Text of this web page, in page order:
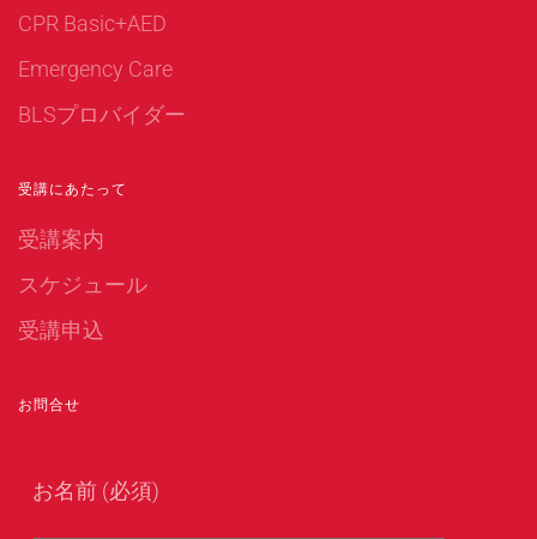
CPR Basic+AED
Emergency Care
BLSプロバイダー
受講にあたって
受講案内
スケジュール
受講申込
お問合せ
お名前 (必須)